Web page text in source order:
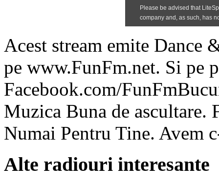
Acest stream emite Dance
pe www.FunFm.net. Si pe
Facebook.com/
Muzica Buna de
Numai Pentru Tine.
Alte radiouri interesante